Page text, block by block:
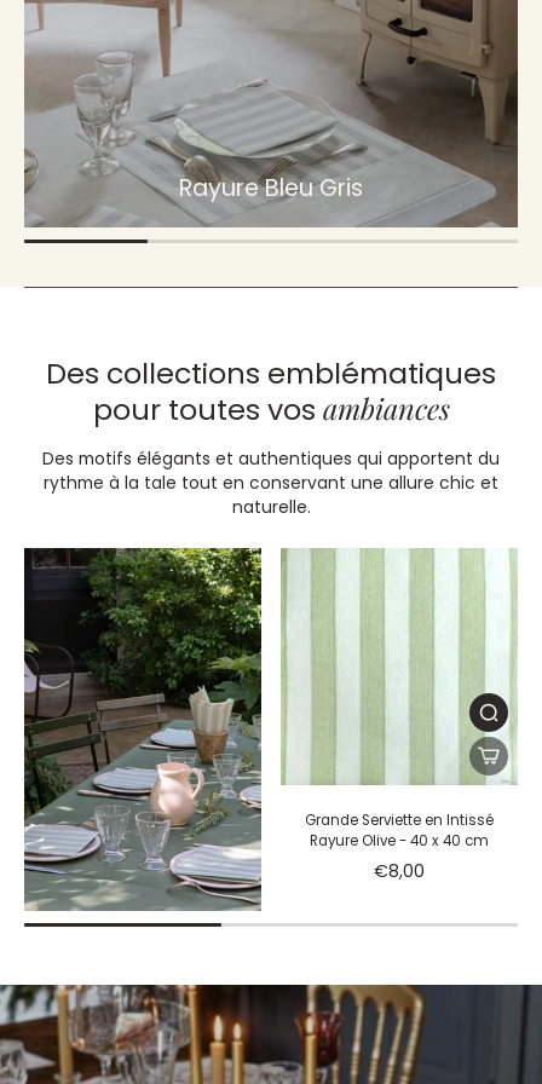
Rayure Bleu Gris
Des collections emblématiques
pour toutes vos ambiances
Des motifs élégants et authentiques qui apportent du
rythme à la tale tout en conservant une allure chic et
naturelle.
Grande Serviette en Intissé
Rayure Olive - 40 x 40 cm
€8,00